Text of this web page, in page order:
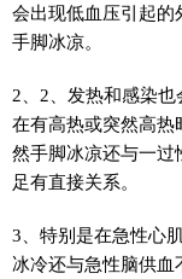
会出现低血压引起的
手脚冰凉。
2、2、发热和感染
在有高热或突然高热
然手脚冰凉还与一过
足有直接关系。
3、特别是在急性心
冰冷还与急性脑供